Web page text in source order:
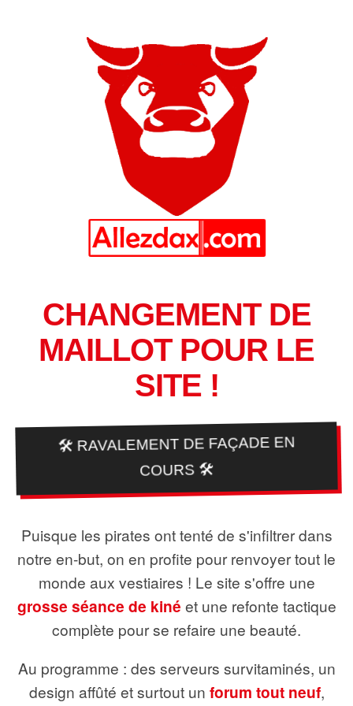
CHANGEMENT DE
MAILLOT POUR LE
SITE !
🛠️ RAVALEMENT DE FAÇADE EN
COURS 🛠️
Puisque les pirates ont tenté de s'infiltrer dans
notre en-but, on en profite pour renvoyer tout le
monde aux vestiaires ! Le site s'offre une
grosse séance de kiné et une refonte tactique
complète pour se refaire une beauté.
Au programme : des serveurs survitaminés, un
design affûté et surtout un forum tout neuf,